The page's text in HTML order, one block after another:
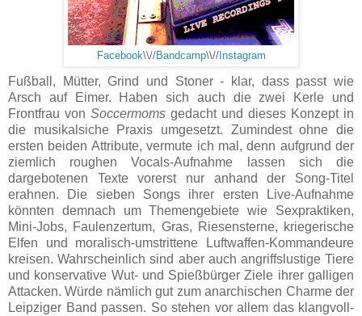
Facebook\\//Bandcamp\\//Instagram
Fußball, Mütter, Grind und Stoner - klar, dass passt wie
Arsch auf Eimer. Haben sich auch die zwei Kerle und
Frontfrau von Soccermoms gedacht und dieses Konzept in
die musikalsiche Praxis umgesetzt. Zumindest ohne die
ersten beiden Attribute, vermute ich mal, denn aufgrund der
ziemlich roughen Vocals-Aufnahme lassen sich die
dargebotenen Texte vorerst nur anhand der Song-Titel
erahnen. Die sieben Songs ihrer ersten Live-Aufnahme
könnten demnach um Themengebiete wie Sexpraktiken,
Mini-Jobs, Faulenzertum, Gras, Riesensterne, kriegerische
Elfen und moralisch-umstrittene Luftwaffen-Kommandeure
kreisen. Wahrscheinlich sind aber auch angriffslustige Tiere
und konservative Wut- und Spießbürger Ziele ihrer galligen
Attacken. Würde nämlich gut zum anarchischen Charme der
Leipziger Band passen. So stehen vor allem das klangvoll-